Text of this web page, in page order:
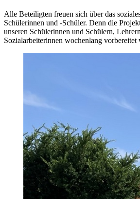
Alle Beteiligten freuen sich über das
Schülerinnen und -Schüler. Denn die
unseren Schülerinnen und Schülern,
Sozialarbeiterinnen wochenlang vorbereitet